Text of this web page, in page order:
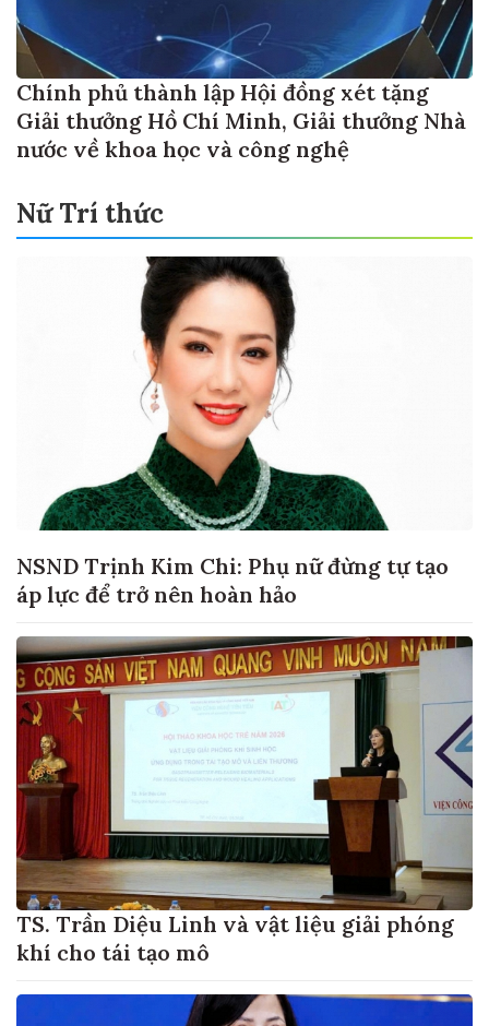
Chính phủ thành lập Hội đồng xét tặng
Giải thưởng Hồ Chí Minh, Giải thưởng Nhà
nước về khoa học và công nghệ
Nữ Trí thức
NSND Trịnh Kim Chi: Phụ nữ đừng tự tạo
áp lực để trở nên hoàn hảo
TS. Trần Diệu Linh và vật liệu giải phóng
khí cho tái tạo mô